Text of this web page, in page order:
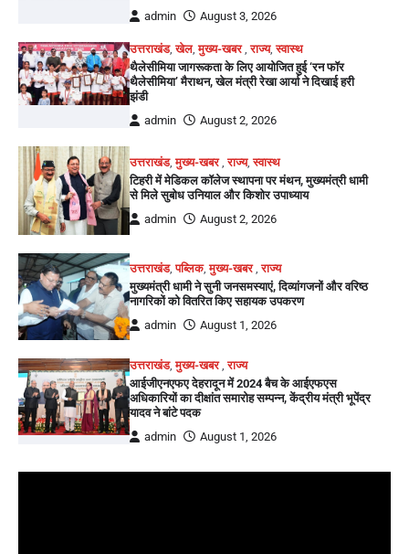
admin
August 3, 2026
उत्तराखंड,खेल,मुख्य-खबर ,राज्य,स्वास्थ
थैलेसीमिया जागरूकता के लिए आयोजित हुई ‘रन फॉर
थैलेसीमिया’ मैराथन, खेल मंत्री रेखा आर्या ने दिखाई हरी
झंडी
admin
August 2, 2026
उत्तराखंड,मुख्य-खबर ,राज्य,स्वास्थ
टिहरी में मेडिकल कॉलेज स्थापना पर मंथन, मुख्यमंत्री धामी
से मिले सुबोध उनियाल और किशोर उपाध्याय
admin
August 2, 2026
उत्तराखंड,पब्लिक,मुख्य-खबर ,राज्य
मुख्यमंत्री धामी ने सुनी जनसमस्याएं, दिव्यांगजनों और वरिष्ठ
नागरिकों को वितरित किए सहायक उपकरण
admin
August 1, 2026
उत्तराखंड,मुख्य-खबर ,राज्य
आईजीएनएफए देहरादून में 2024 बैच के आईएफएस
अधिकारियों का दीक्षांत समारोह सम्पन्न, केंद्रीय मंत्री भूपेंद्र
यादव ने बांटे पदक
admin
August 1, 2026